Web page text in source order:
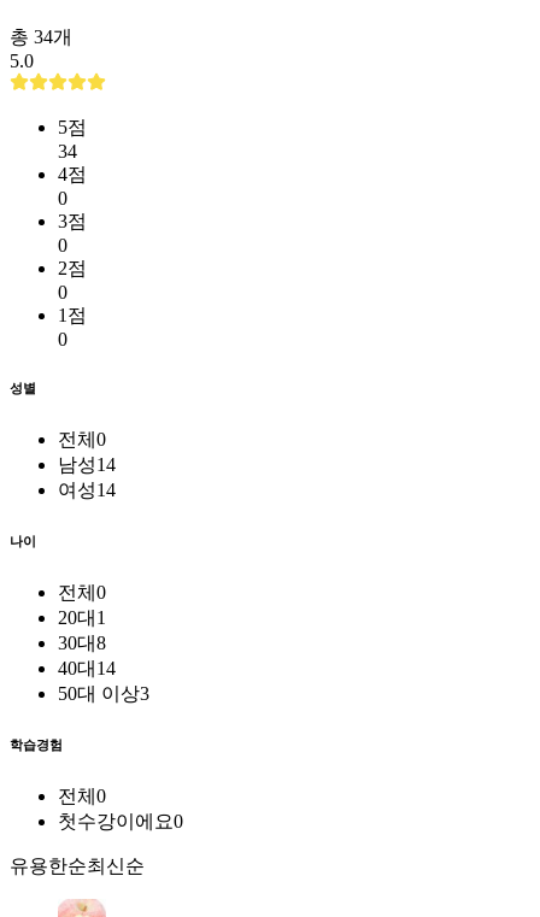
총 34개
5.0
5점
34
4점
0
3점
0
2점
0
1 점
0
성별
전체 0
남성14
여성14
나이
전체 0
20대 1
30대8
40대 14
50대 이상3
학습경험
전체 0
첫수강이에요0
유용한순최신순